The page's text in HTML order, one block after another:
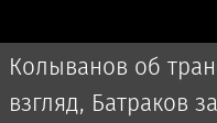
Колыванов об
взгляд, Батраков